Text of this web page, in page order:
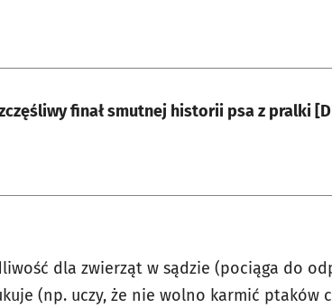
do raju. Szczęśliwy finał smutnej historii psa z pralki
dla zwierząt w sądzie (pociąga do
(np. uczy, że nie wolno karmić ptaków